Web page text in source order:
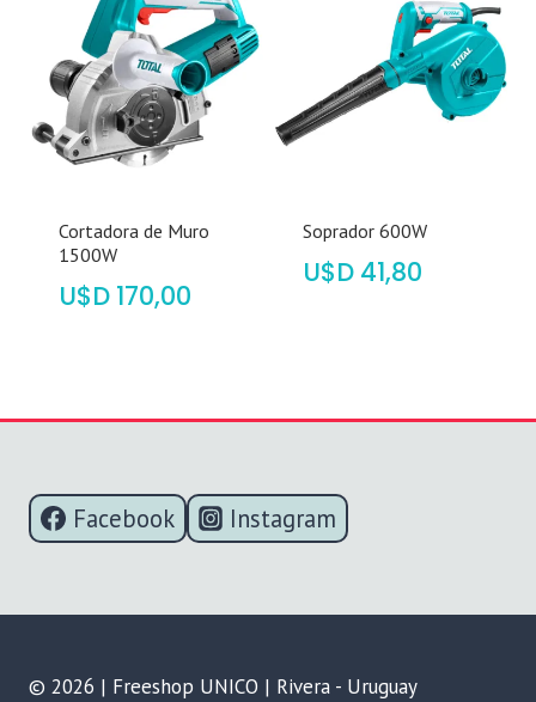
Cortadora de Muro
1500W
$ 170,00
Soprador 600W
$ 41,80
Facebook Instagram
© 2026 | Freeshop UNICO | Rivera - Uruguay